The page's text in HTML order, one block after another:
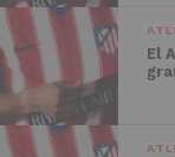
El